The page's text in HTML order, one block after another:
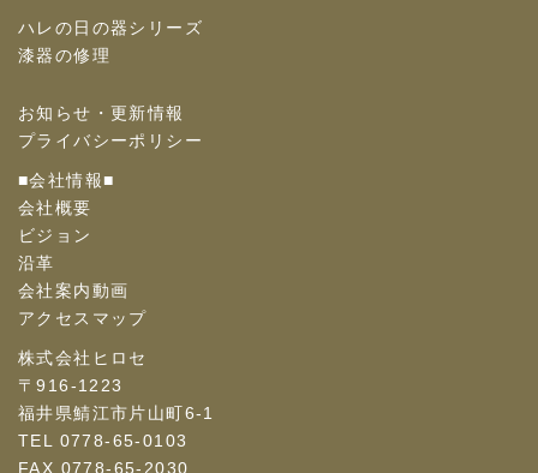
ハレの日の器シリーズ
漆器の修理
お知らせ・更新情報
プライバシーポリシー
■会社情報■
会社概要
ビジョン
沿革
会社案内動画
アクセスマップ
株式会社ヒロセ
〒916-1223
福井県鯖江市片山町6-1
TEL 0778-65-0103
FAX 0778-65-2030